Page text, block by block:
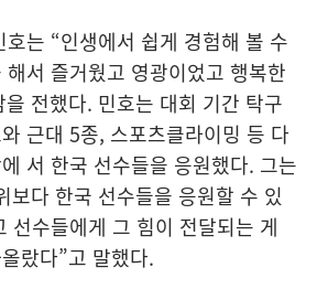
는 “인생에서 쉽게 경험해 볼 수
서 즐거웠고 영광이었고 행복한
전했다. 민호는 대회 기간 탁구
근대 5종, 스포츠클라이밍 등 다
서 한국 선수들을 응원했다. 그는
보다 한국 선수들을 응원할 수 있
선수들에게 그 힘이 전달되는 게
랐다”고 말했다.